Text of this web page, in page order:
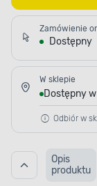
Zamówienie
Dostępny
W sklepie
Dostępny
Odbiór w
Opis
produktu